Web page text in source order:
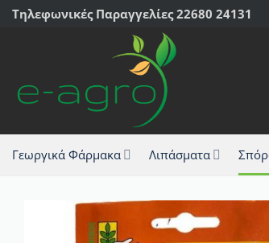
Μετάβαση
Τηλεφωνικές Παραγγελίες 22680 24131
Γεωργικά Φάρμακα Λιπάσματα